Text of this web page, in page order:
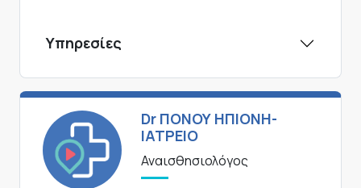
Υπηρεσίες
Dr ΠΟΝΟΥ ΗΠΙΟΝΗ-
ΙΑΤΡΕΙΟ
Αναισθησιολόγος